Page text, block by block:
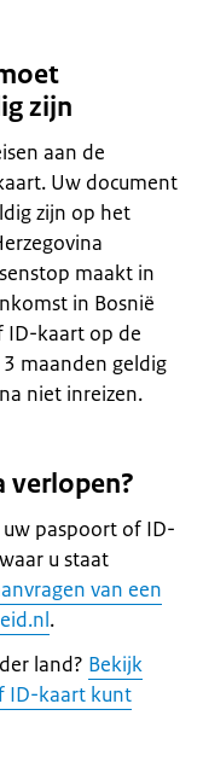
zijn
aan de
Uw document
zijn op het
maakt in
in Bosnië
ID-kaart op de
maanden geldig
niet inreizen.
verlopen?
paspoort of ID-
u staat
van een
.
land? Bekijk
ID-kaart kunt